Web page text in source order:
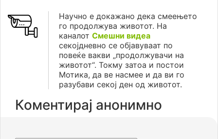
Научно е докажано дека смеењето
го продолжува животот. На
каналот Смешни видеа
секојдневно се објавуваат по
повеќе вакви „продолжувачи на
животот“. Токму затоа и постои
Мотика, да ве насмее и да ви го
разубави секој ден од животот.
Коментирај анонимно